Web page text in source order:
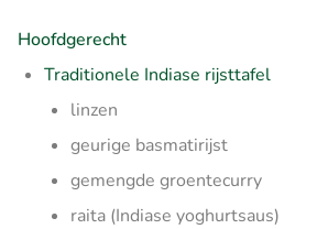
Hoofdgerecht
Traditionele Indiase rijsttafel
linzen
geurige basmatirijst
gemengde groentecurry
raita (Indiase yoghurtsaus)